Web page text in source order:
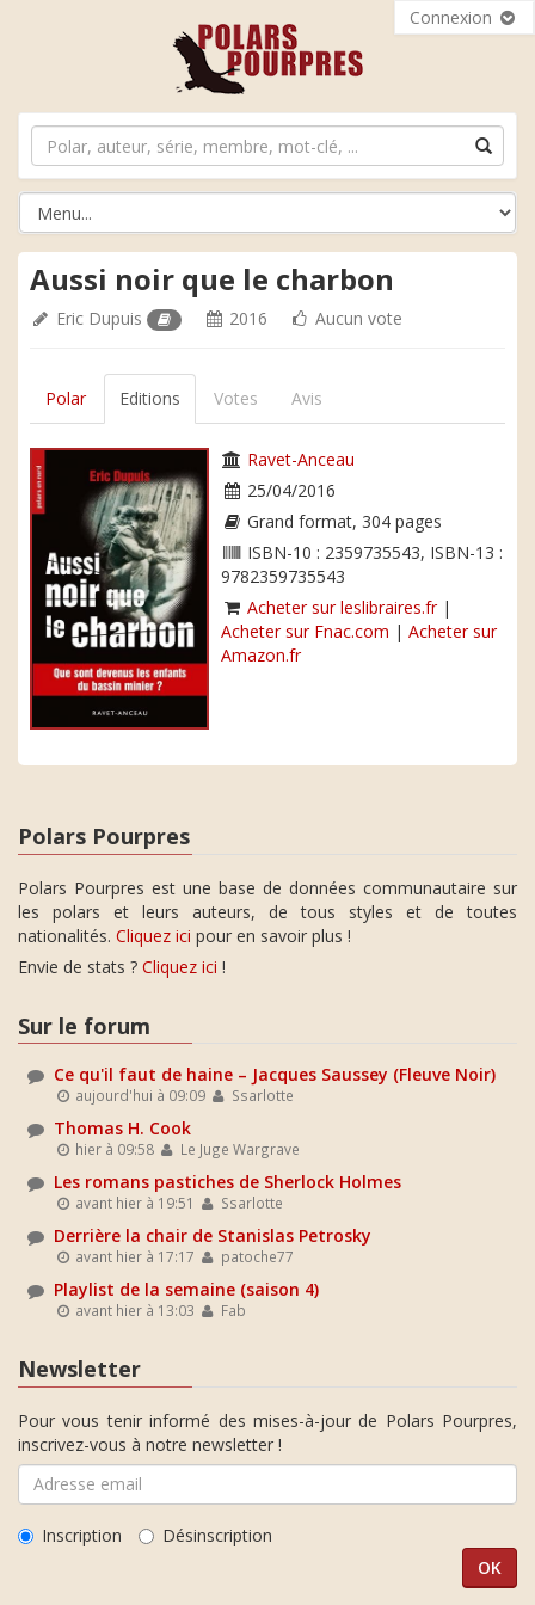
Connexion
Aussi noir que le charbon
Eric Dupuis 2016 Aucun vote
Polar Editions Votes Avis
Ravet-Anceau
25/04/2016
Grand format, 304 pages
ISBN-10 : 2359735543, ISBN-13 :
9782359735543
Acheter sur leslibraires.fr|
Acheter sur Fnac.com | Acheter sur
Amazon.fr
Polars Pourpres
Polars Pourpres est une base de données communautaire sur
les polars et leurs auteurs, de tous styles et de toutes
nationalités. Cliquez ici pour en savoir plus !
Envie de stats ? Cliquez ici !
Sur le forum
Ce qu'il faut de haine – Jacques Saussey (Fleuve Noir)
aujourd'hui à 09:09 Ssarlotte
Thomas H. Cook
hier à 09:58 Le Juge Wargrave
Les romans pastiches de Sherlock Holmes
avant hier à 19:51 Ssarlotte
Derrière la chair de Stanislas Petrosky
avant hier à 17:17 patoche77
Playlist de la semaine (saison 4)
avant hier à 13:03 Fab
Newsletter
Pour vous tenir informé des mises-à-jour de Polars Pourpres,
inscrivez-vous à notre newsletter !
Inscription Désinscription